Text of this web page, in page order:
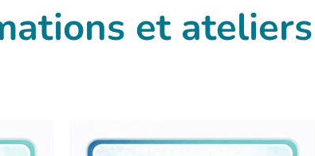
et ateliers